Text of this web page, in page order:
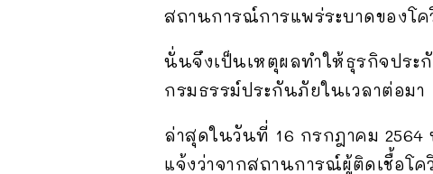
สถานการณ์การแพร่ระบาดของโ
นั่นจึงเป็นเหตุผลทำให้ธุรกิจประ
กรมธรรม์ประกันภัยในเวลาต่อมา
ล่าสุดในวันที่ 16 กรกฎาคม
แจ้งว่าจากสถานการณ์ผู้ติดเชื้อโ